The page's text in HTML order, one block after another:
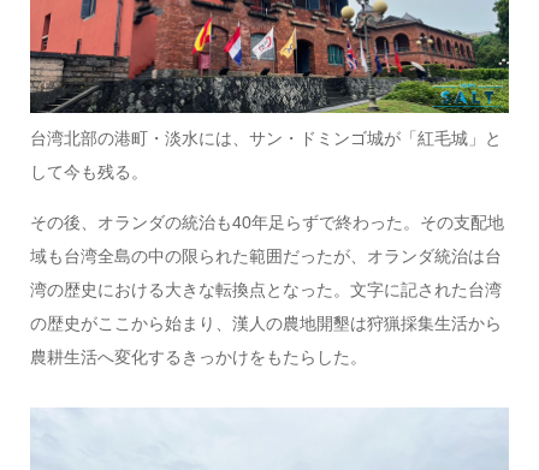
台湾北部の港町・淡水には、サン・ドミンゴ城が「紅毛城」と
して今も残る。
その後、オランダの統治も40年足らずで終わった。その支配地
域も台湾全島の中の限られた範囲だったが、オランダ統治は台
湾の歴史における大きな転換点となった。文字に記された台湾
の歴史がここから始まり、漢人の農地開墾は狩猟採集生活から
農耕生活へ変化するきっかけをもたらした。